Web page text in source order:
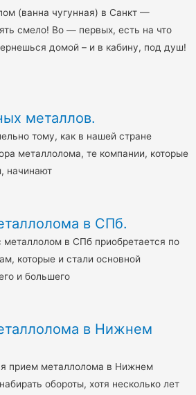
(ванна чугунная) в Санкт —
смело! Во — первых, есть на что
домой – и в кабину, под душ!
металлов.
тому, как в нашей стране
металлолома, те компании, которые
начинают
в СПб.
металлолом в СПб приобретается по
которые и стали основной
и большего
в Нижнем
прием металлолома в Нижнем
обороты, хотя несколько лет